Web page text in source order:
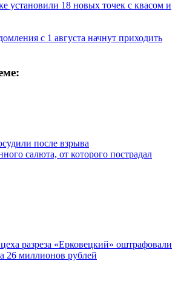
установили 18 новых точек с квасом и
с 1 августа начнут приходить
после взрыва
салюта, от которого пострадал
разреза «Ерковецкий» оштрафовали
26 миллионов рублей